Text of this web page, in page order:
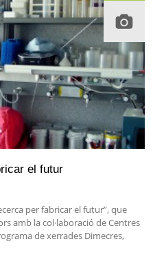
el futur
per fabricar el futur”, que
amb la col·laboració de Centres
de xerrades Dimecres,